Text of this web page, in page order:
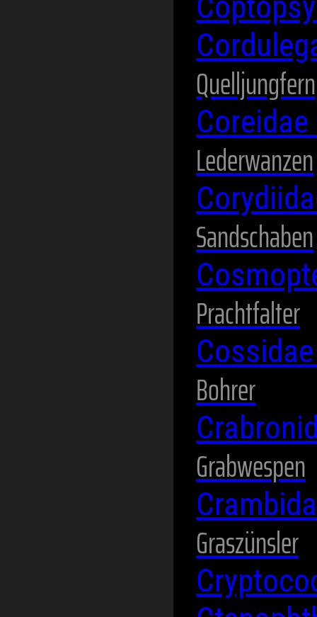
Quelljungfern
Coreidae
Lederwanzen
Sandschaben
Prachtfalter
Bohrer
Grabwespen
Graszünsler